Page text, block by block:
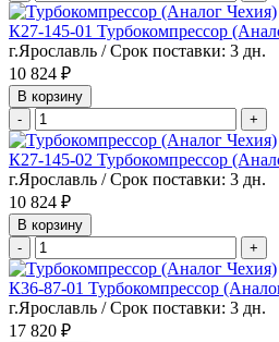
К27-145-01 Турбокомпрессор
г.Ярославль / Срок поставки: 3 дн.
10 824 ₽
В корзину
-
+
К27-145-02 Турбокомпрессор
г.Ярославль / Срок поставки: 3 дн.
10 824 ₽
В корзину
-
+
К36-87-01 Турбокомпрессор
г.Ярославль / Срок поставки: 3 дн.
17 820 ₽